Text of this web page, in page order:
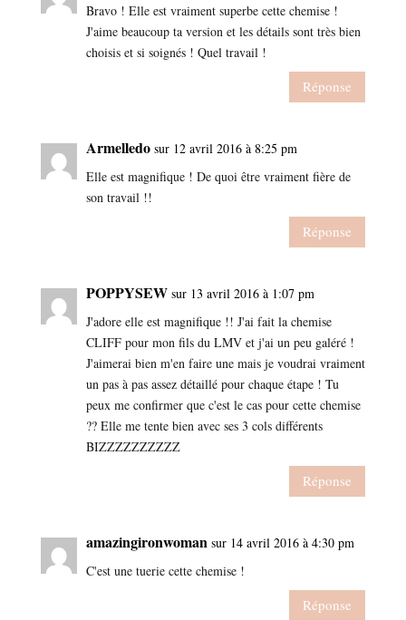
Bravo ! Elle est vraiment superbe cette chemise !
J'aime beaucoup ta version et les détails sont très bien
choisis et si soignés ! Quel travail !
Réponse
Armelledo sur 12 avril 2016 à 8:25 pm
Elle est magnifique ! De quoi être vraiment fière de
son travail !!
Réponse
POPPYSEW sur 13 avril 2016 à 1:07 pm
J'adore elle est magnifique !! J'ai fait la chemise
CLIFF pour mon fils du LMV et j'ai un peu galéré !
J'aimerai bien m'en faire une mais je voudrai vraiment
un pas à pas assez détaillé pour chaque étape ! Tu
peux me confirmer que c'est le cas pour cette chemise
?? Elle me tente bien avec ses 3 cols différents
BIZZZZZZZZZZ
Réponse
amazingironwoman sur 14 avril 2016 à 4:30 pm
C'est une tuerie cette chemise !
Réponse